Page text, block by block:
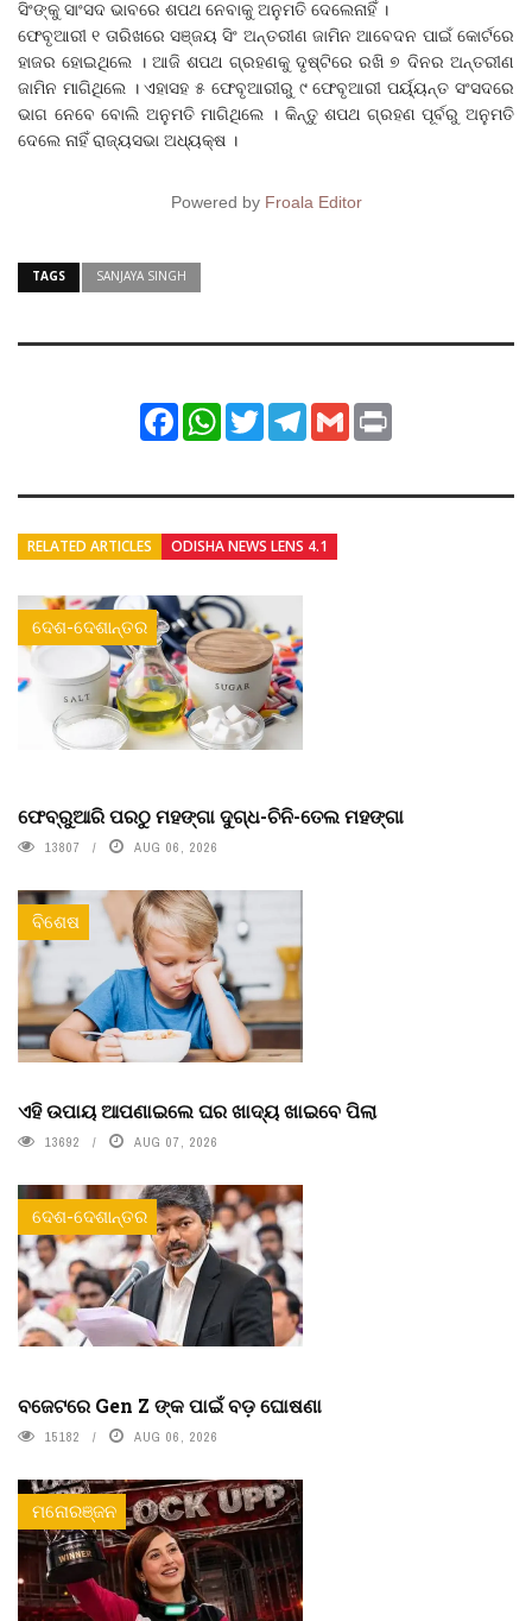
ସିଂଙ୍କୁ ସାଂସଦ ଭାବରେ ଶପଥ ନେବାକୁ ଅନୁମତି ଦେଲେନାହିଁ ।
ଫେବୃଆରୀ ୧ ତାରିଖରେ ସଞ୍ଜୟ ସିଂ ଅନ୍ତରୀଣ ଜାମିନ ଆବେଦନ ପାଇଁ କୋର୍ଟରେ
ହାଜର ହୋଇଥିଲେ । ଆଜି ଶପଥ ଗ୍ରହଣକୁ ଦୃଷ୍ଟିରେ ରଖି ୭ ଦିନର ଅନ୍ତରୀଣ
ଜାମିନ ମାଗିଥିଲେ । ଏହାସହ ୫ ଫେବୃଆରୀରୁ ୯ ଫେବୃଆରୀ ପର୍ୟ୍ୟନ୍ତ ସଂସଦରେ
ଭାଗ ନେବେ ବୋଲି ଅନୁମତି ମାଗିଥିଲେ । କିନ୍ତୁ ଶପଥ ଗ୍ରହଣ ପୂର୍ବରୁ ଅନୁମତି
ଦେଲେ ନାହିଁ ରାଜ୍ୟସଭା ଅଧ୍ୟକ୍ଷ ।
Powered by Froala Editor
TAGS SANJAYA SINGH
FacebookWhatsApp
TwitterTelegram
Gmail
RELATED ARTICLES ODISHA NEWS LENS 4.1
ଦେଶ-ଦେଶାନ୍ତର
ଫେବ୍ରୁଆରି ପରଠୁ ମହଙ୍ଗା ଦୁଗ୍ଧ-ଚିନି-ତେଲ ମହଙ୍ଗା
13807 AUG 06, 2026
ବିଶେଷ
ଏହି ଉପାୟ ଆପଣାଇଲେ ଘର ଖାଦ୍ୟ ଖାଇବେ ପିଲା
13692 AUG 07, 2026
ଦେଶ-ଦେଶାନ୍ତର
ବଜେଟରେ Gen Z ଙ୍କ ପାଇଁ ବଡ଼ ଘୋଷଣା
15182 AUG 06, 2026
ମନୋରଞ୍ଜନ